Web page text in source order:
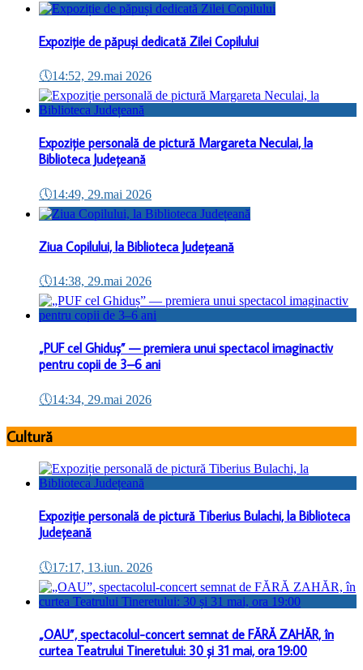
Expoziție de păpuși dedicată Zilei Copilului
🕔14:52, 29.mai 2026
Expoziție personală de pictură Margareta Neculai, la
Biblioteca Județeană
🕔14:49, 29.mai 2026
Ziua Copilului, la Biblioteca Județeană
🕔14:38, 29.mai 2026
„PUF cel Ghiduș” — premiera unui spectacol imaginactiv
pentru copii de 3–6 ani
🕔14:34, 29.mai 2026
Cultură
Expoziție personală de pictură Tiberius Bulachi, la Biblioteca
Județeană
🕔17:17, 13.iun. 2026
„OAU”, spectacolul-concert semnat de FĂRĂ ZAHĂR, în
curtea Teatrului Tineretului: 30 și 31 mai, ora 19:00